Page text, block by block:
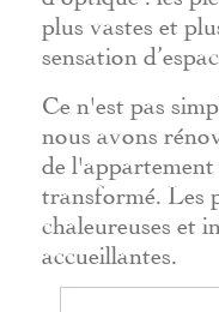
plus vastes et
sensation
Ce n'est pas
nous avons
de
transformé. Les
chaleureuses et
accueillantes.